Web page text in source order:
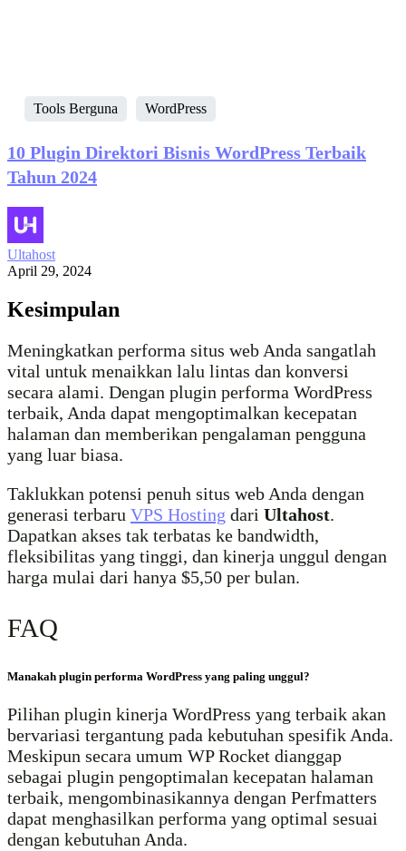
Tools Berguna WordPress
10 Plugin Direktori Bisnis WordPress Terbaik
Tahun 2024
Ultahost
April 29, 2024
Kesimpulan
Meningkatkan performa situs web Anda sangatlah
vital untuk menaikkan lalu lintas dan konversi
secara alami. Dengan plugin performa WordPress
terbaik, Anda dapat mengoptimalkan kecepatan
halaman dan memberikan pengalaman pengguna
yang luar biasa.
Taklukkan potensi penuh situs web Anda dengan
generasi terbaru VPS Hosting dari Ultahost.
Dapatkan akses tak terbatas ke bandwidth,
fleksibilitas yang tinggi, dan kinerja unggul dengan
harga mulai dari hanya $5,50 per bulan.
FAQ
Manakah plugin performa WordPress yang paling unggul?
Pilihan plugin kinerja WordPress yang terbaik akan
bervariasi tergantung pada kebutuhan spesifik Anda.
Meskipun secara umum WP Rocket dianggap
sebagai plugin pengoptimalan kecepatan halaman
terbaik, mengombinasikannya dengan Perfmatters
dapat menghasilkan performa yang optimal sesuai
dengan kebutuhan Anda.